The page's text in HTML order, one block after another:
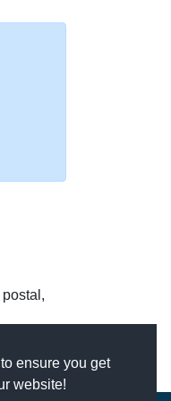
ensure you get
website!